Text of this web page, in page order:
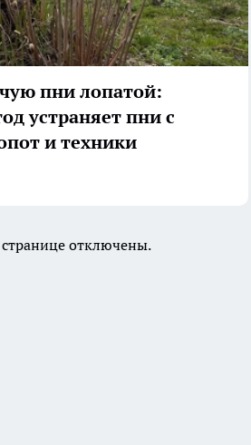
пни лопатой:
устраняет пни с
и техники
отключены.